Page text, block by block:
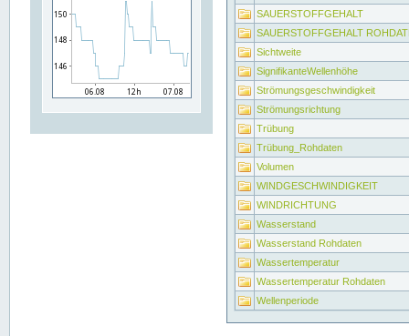
SAUERSTOFFGEHALT
SAUERSTOFFGEHALT
Sichtweite
SignifikanteWellenhöhe
Strömungsgeschwindigkeit
Strömungsrichtung
Trübung
Trübung_Rohdaten
Volumen
WINDGESCHWINDIGKEIT
WINDRICHTUNG
Wasserstand
Wasserstand Rohdaten
Wassertemperatur
Wassertemperatur Rohdaten
Wellenperiode